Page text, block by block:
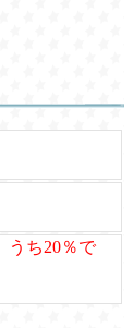
うち20％で